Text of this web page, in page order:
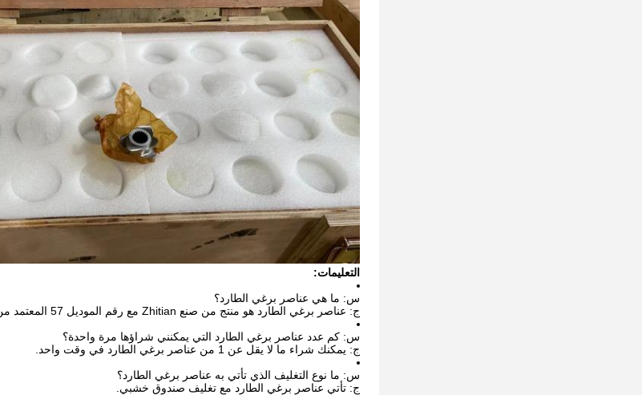
التعليمات:
س: ما هي عناصر برغي الطارد؟
ج: عناصر برغي الطارد هو منتج من صنع Zhitian مع رقم الموديل 57 المعتمد من قبل ISO: 9001.
س: كم عدد عناصر برغي الطارد التي يمكنني شراؤها مرة واحدة؟
ج: يمكنك شراء ما لا يقل عن 1 من عناصر برغي الطارد في وقت واحد.
س: ما نوع التغليف الذي تأتي به عناصر برغي الطارد؟
ج: تأتي عناصر برغي الطارد مع تغليف صندوق خشبي.